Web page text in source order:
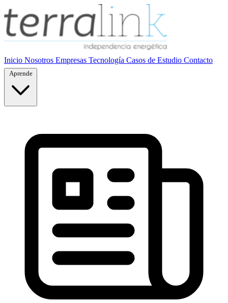
Inicio Nosotros Empresas Tecnología Casos de Estudio Contacto
Aprende